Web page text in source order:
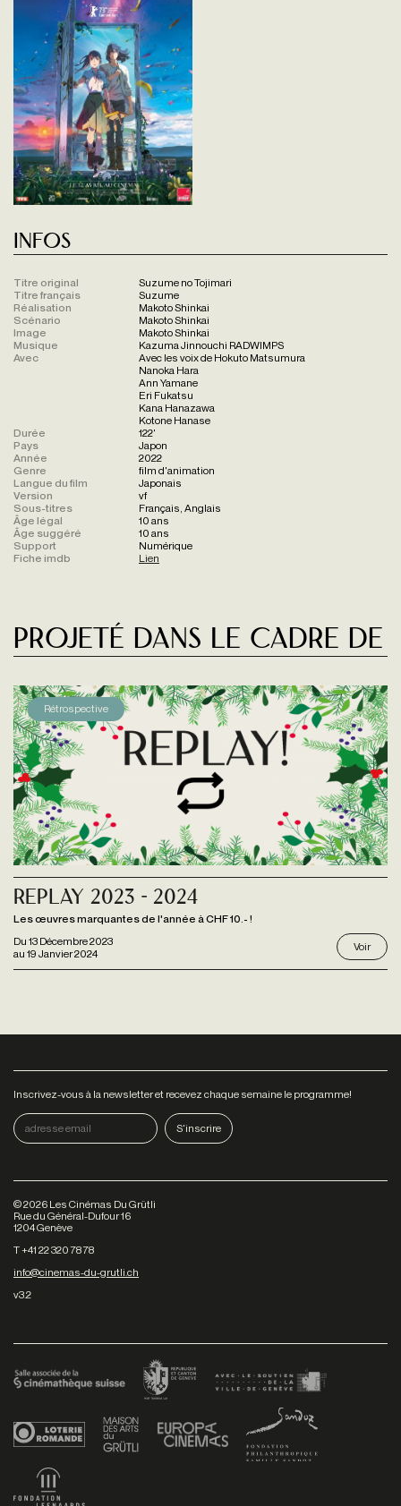
Infos
Titre original
Suzume no Tojimari
Titre français
Suzume
Réalisation
Makoto Shinkai
Scénario
Makoto Shinkai
Image
Makoto Shinkai
Musique
Kazuma Jinnouchi RADWIMPS
Avec
Avec les voix de Hokuto Matsumura
Nanoka Hara
Ann Yamane
Eri Fukatsu
Kana Hanazawa
Kotone Hanase
Durée
122'
Pays
Japon
Année
2022
Genre
film d'animation
Langue du film
Japonais
Version
vf
Sous-titres
Français, Anglais
Âge légal
10 ans
Âge suggéré
10 ans
Support
Numérique
Fiche imdb
Lien
Projeté dans le cadre de
Rétrospective
Du 13 Décembre 2023
au 19 Janvier 2024
Replay 2023 - 2024
Les œuvres marquantes de l'année à CHF 10.- !
Voir
Inscrivez-vous à la newsletter et recevez chaque semaine le programme!
©2026 Les Cinémas Du Grütli
Rue du Général-Dufour 16
1204 Genève
T +41 22 320 78 78
info@cinemas-du-grutli.ch
v3.2